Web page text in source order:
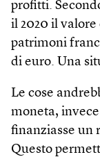
profitti.
il 2020 il
patrimoni
di euro. Una
Le cose
moneta,
finanziasse un
Questo